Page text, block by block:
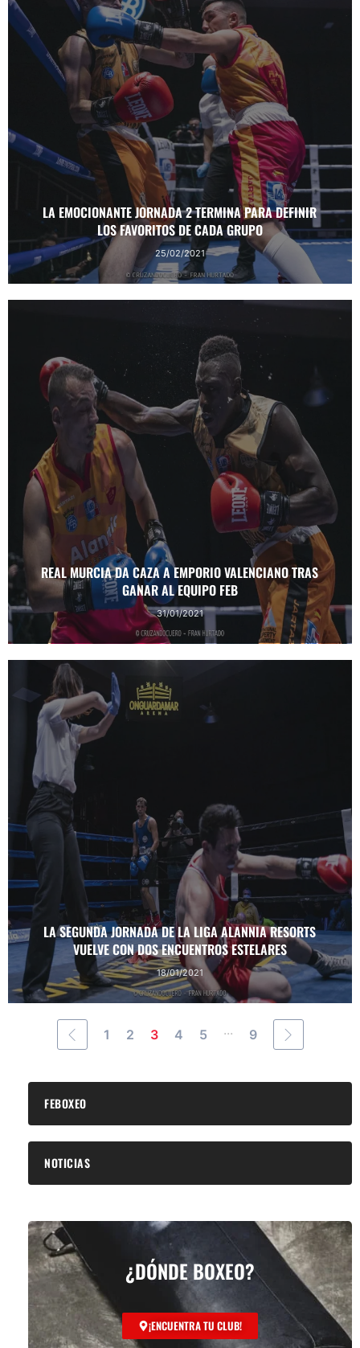
LA EMOCIONANTE JORNADA 2 TERMINA PARA DEFINIR
LOS FAVORITOS DE CADA GRUPO
25/02/2021
REAL MURCIA DA CAZA A EMPORIO VALENCIANO TRAS
GANAR AL EQUIPO FEB
31/01/2021
LA SEGUNDA JORNADA DE LA LIGA ALANNIA RESORTS
VUELVE CON DOS ENCUENTROS ESTELARES
18/01/2021
1 2 3 4 5 ... 9
FEBOXEO
NOTICIAS
¿DÓNDE BOXEO?
¡ENCUENTRA TU CLUB!